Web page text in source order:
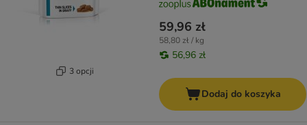
3 opcji
59,96 zł
58,80 zł / kg
56,96 zł
Dodaj do koszyka